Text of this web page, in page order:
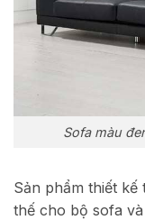
Sofa màu
Sản phẩm thiết
thế cho bộ sofa